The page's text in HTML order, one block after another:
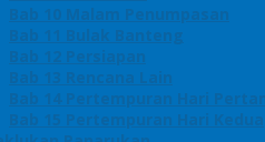
Bab 10 Malam Penumpasan
Bab 11 Bulak Banteng
Bab 12 Persiapan
Bab 13 Rencana Lain
Bab 14 Pertempuran Hari
Bab 15 Pertempuran Hari Kedua